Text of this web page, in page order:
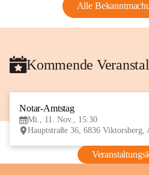
Alle
Kommende
Notar-Amtstag
Mi., 11. Nov., 15:30
Hauptstraße 36, 6836 Viktorsberg,